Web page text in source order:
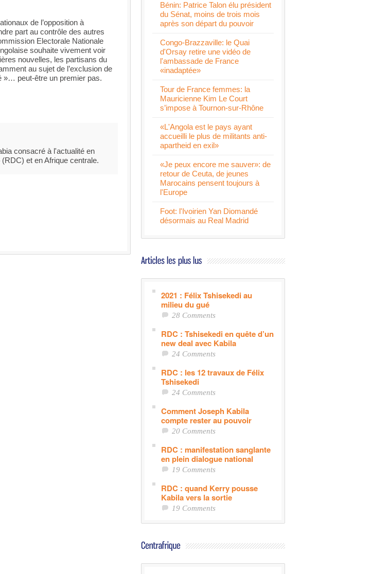
de l’opposition à
part au contrôle des autres
Electorale Nationale
souhaite vivement voir
nouvelles, les partisans du
au sujet de l’exclusion de
»… peut-être un premier pas.
consacré à l'actualité en
et en Afrique centrale.
Bénin: Patrice Talon élu président
du Sénat, moins de trois mois
après son départ du pouvoir
Congo-Brazzaville: le Quai
d'Orsay retire une vidéo de
l'ambassade de France
«inadaptée»
Tour de France femmes: la
Mauricienne Kim Le Court
s’impose à Tournon-sur-Rhône
«L'Angola est le pays ayant
accueilli le plus de militants anti-
apartheid en exil»
«Je peux encore me sauver»: de
retour de Ceuta, de jeunes
Marocains pensent toujours à
l'Europe
Foot: l'Ivoirien Yan Diomandé
désormais au Real Madrid
2021 : Félix Tshisekedi au
milieu du gué
28 Comments
RDC : Tshisekedi en quête d’un
new deal avec Kabila
24 Comments
RDC : les 12 travaux de Félix
Tshisekedi
24 Comments
Comment Joseph Kabila
compte rester au pouvoir
20 Comments
RDC : manifestation sanglante
en plein dialogue national
19 Comments
RDC : quand Kerry pousse
Kabila vers la sortie
19 Comments